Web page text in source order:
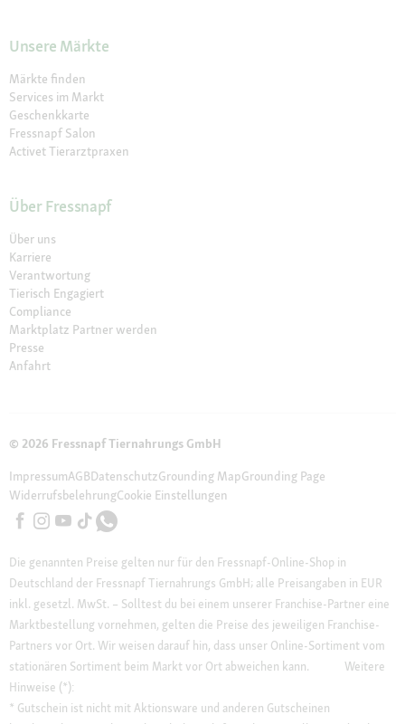
Unsere Märkte
Märkte finden
Services im Markt
Geschenkkarte
Fressnapf Salon
Activet Tierarztpraxen
Über Fressnapf
Über uns
Karriere
Verantwortung
Tierisch Engagiert
Compliance
Marktplatz Partner werden
Presse
Anfahrt
© 2026 Fressnapf Tiernahrungs GmbH
ImpressumAGBDatenschutzGrounding MapGrounding Page
WiderrufsbelehrungCookie Einstellungen
Die genannten Preise gelten nur für den Fressnapf-Online-Shop in
Deutschland der Fressnapf Tiernahrungs GmbH; alle Preisangaben in EUR
inkl. gesetzl. MwSt. – Solltest du bei einem unserer Franchise-Partner eine
Marktbestellung vornehmen, gelten die Preise des jeweiligen Franchise-
Partners vor Ort. Wir weisen darauf hin, dass unser Online-Sortiment vom
stationären Sortiment beim Markt vor Ort abweichen kann.
Weitere
Hinweise (*):
* Gutschein ist nicht mit Aktionsware und anderen Gutscheinen